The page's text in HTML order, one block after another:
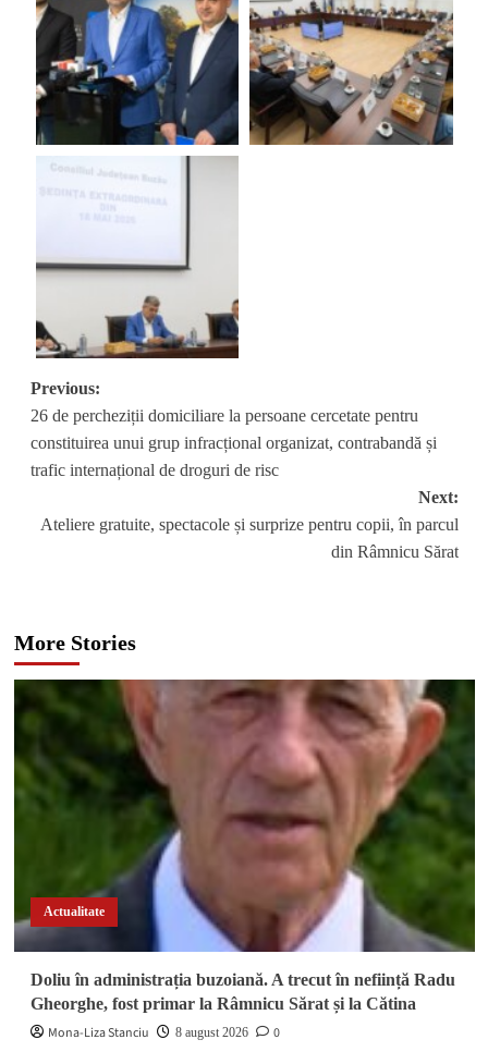
Post
navigation
Previous:
26 de percheziții domiciliare la persoane cercetate pentru
constituirea unui grup infracțional organizat, contrabandă și
trafic internațional de droguri de risc
Next:
Ateliere gratuite, spectacole și surprize pentru copii, în parcul
din Râmnicu Sărat
More Stories
Actualitate
Doliu în administrația buzoiană. A trecut în neființă Radu
Gheorghe, fost primar la Râmnicu Sărat și la Cătina
Mona-Liza Stanciu
8 august 2026 0